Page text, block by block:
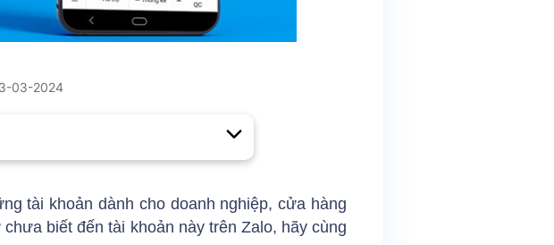
03-2024
tài khoản dành cho doanh nghiệp, cửa hàng
biết đến tài khoản này trên Zalo, hãy cùng